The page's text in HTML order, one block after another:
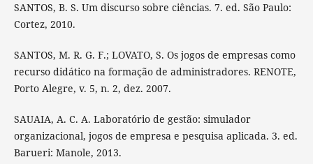
SANTOS, B. S. Um discurso sobre ciências. 7. ed. São Paulo:
Cortez, 2010.
SANTOS, M. R. G. F.; LOVATO, S. Os jogos de empresas como
recurso didático na formação de administradores. RENOTE,
Porto Alegre, v. 5, n. 2, dez. 2007.
SAUAIA, A. C. A. Laboratório de gestão: simulador
organizacional, jogos de empresa e pesquisa aplicada. 3. ed.
Barueri: Manole, 2013.